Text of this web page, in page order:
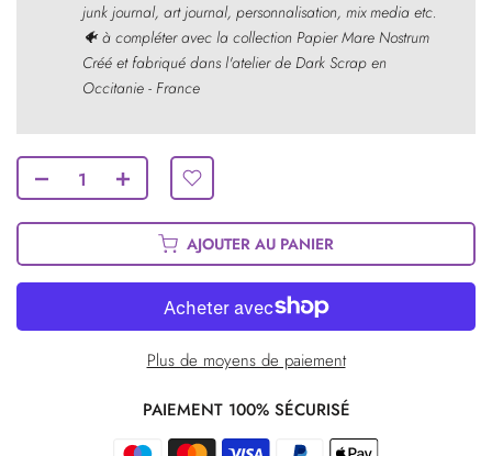
junk journal, art journal, personnalisation, mix media etc.
🐠 à compléter avec la collection Papier Mare Nostrum
Créé et fabriqué dans l'atelier de Dark Scrap en
Occitanie - France
AJOUTER AU PANIER
Plus de moyens de paiement
PAIEMENT 100% SÉCURISÉ